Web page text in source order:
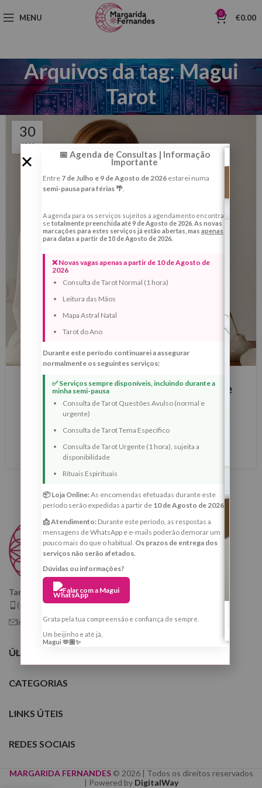
MENU 0 €0.00
Arquivos da tag: Magui
Tarot
30
JAN
BLOG
Lua Cheia em Leão – 1 de Fevereiro de
2026
Margarida Fernandes
LER MAIS
Taróloga, Cartomante e Quiróloga
(+351) 925 799 410
info@tarologamargaridafernandes.com
ÚLTIMOS POSTS
CATEGORIAS
LINKS ÚTEIS
REDES SOCIAIS
MARGARIDA FERNANDES© 2026 | Todos os direitos reservados
| Powered by DigitalWay
📅 Agenda de Consultas | Informação
Importante
Entre 7 de Julho e 9 de Agosto de 2026estarei numa
semi-pausa para férias 🌴.
A agenda para os serviços sujeitos a agendamento encontra-
se totalmente preenchida até 9 de Agosto de 2026. As novas
marcações para estes serviços já estão abertas, mas apenas
para datas a partir de 10 de Agosto de 2026.
❌ Novas vagas apenas a partir de 10 de Agosto de
2026
Consulta de Tarot Normal (1 hora)
Leitura das Mãos
Mapa Astral Natal
Tarot do Ano
Durante este período continuarei a assegurar
normalmente os seguintes serviços:
✅ Serviços sempre disponíveis, incluindo durante a
minha semi-pausa
Consulta de Tarot Questões Avulso (normal e
urgente)
Consulta de Tarot Tema Específico
Consulta de Tarot Urgente (1 hora), sujeita a
disponibilidade
Rituais Espirituais
📦 Loja Online:As encomendas efetuadas durante este
período serão expedidas a partir de 10 de Agosto de 2026.
📩 Atendimento:Durante este período, as respostas a
mensagens de WhatsApp e e-mails poderão demorar um
pouco mais do que o habitual. Os prazos de entrega dos
serviços não serão afetados.
Dúvidas ou informações?
Falar com a Magui
Grata pela tua compreensão e confiança de sempre.
Um beijinho e até já,
Magui 🫶🏼✨